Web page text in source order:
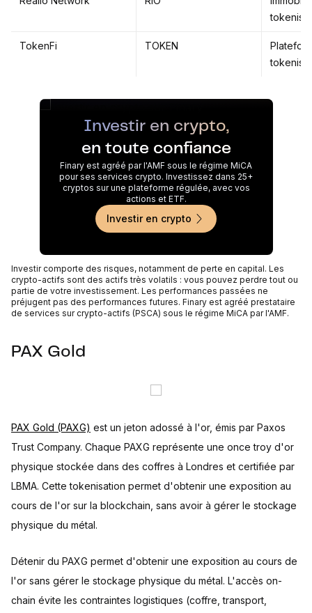
tokenisé
TokenFi TOKEN
Investir en crypto,
en toute confiance
Finary est agréé par l'AMF sous le régime MiCA
pour ses services crypto. Investissez dans 25+
cryptos sur une plateforme régulée, avec vos
actions et ETF.
Investir en crypto
Investir comporte des risques, notamment de perte en capital. Les
crypto-actifs sont des actifs très volatils : vous pouvez perdre tout ou
partie de votre investissement. Les performances passées ne
préjugent pas des performances futures. Finary est agréé prestataire
de services sur crypto-actifs (PSCA) sous le régime MiCA par l'AMF.
PAX Gold
PAX Gold (PAXG) est un jeton adossé à l'or, émis par Paxos
Trust Company. Chaque PAXG représente une once troy d'or
physique stockée dans des coffres à Londres et certifiée par
LBMA. Cette tokenisation permet d'obtenir une exposition au
cours de l'or sur la blockchain, sans avoir à gérer le stockage
physique du métal.
Détenir du PAXG permet d'obtenir une exposition au cours de
l'or sans gérer le stockage physique du métal. L'accès on-
chain évite les contraintes logistiques (coffre, transport,